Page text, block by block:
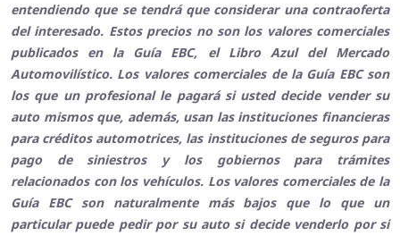
entendiendo que se tendrá que considerar una contraoferta
del interesado. Estos precios no son los valores comerciales
publicados en la Guía EBC, el Libro Azul del Mercado
Automovilístico. Los valores comerciales de la Guía EBC son
los que un profesional le pagará si usted decide vender su
auto mismos que, además, usan las instituciones financieras
para créditos automotrices, las instituciones de seguros para
pago de siniestros y los gobiernos para trámites
relacionados con los vehículos. Los valores comerciales de la
Guía EBC son naturalmente más bajos que lo que un
particular puede pedir por su auto si decide venderlo por si